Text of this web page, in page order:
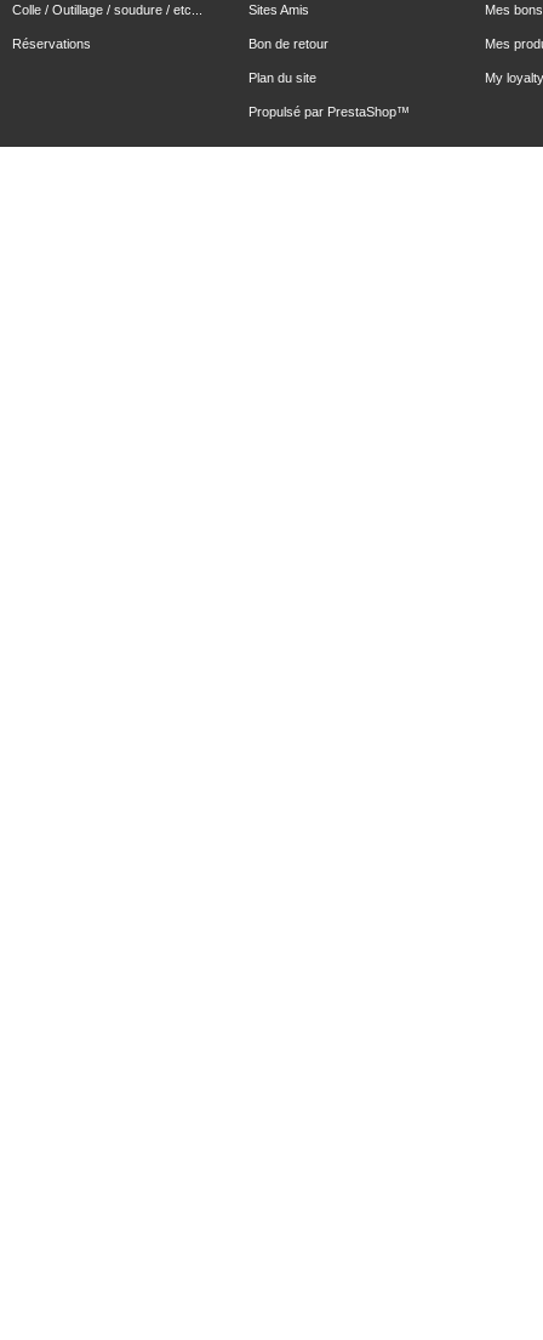
Colle / Outillage / soudure / etc...
Réservations
Sites Amis
Bon de retour
Plan du site
Propulsé par PrestaShop™
Mes
Mes
My